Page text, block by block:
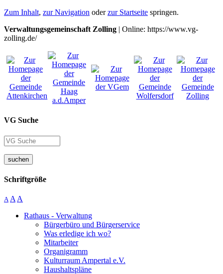
Zum Inhalt, zur Navigation oderzur Startseite springen.
Verwaltungsgemeinschaft Zolling | Online: https://www.vg-
zolling.de/
VG Suche
suchen
Schriftgröße
A A A
Rathaus - Verwaltung
Bürgerbüro und Bürgerservice
Was erledige ich wo?
Mitarbeiter
Organigramm
Kulturraum Ampertal e.V.
Haushaltspläne